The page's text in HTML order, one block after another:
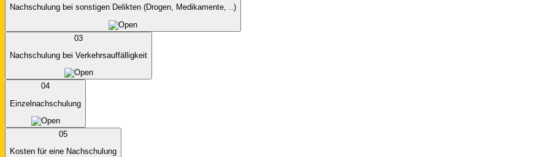
Nachschulung bei sonstigen Delikten (Drogen, Medikamente, ..)
03
Nachschulung bei Verkehrsauffälligkeit
04
Einzelnachschulung
05
Kosten für eine Nachschulung